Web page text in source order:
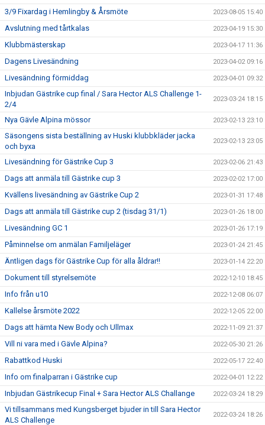
3/9 Fixardag i Hemlingby & Årsmöte 2023-08-05 15:40
Avslutning med tårtkalas 2023-04-19 15:30
Klubbmästerskap 2023-04-17 11:36
Dagens Livesändning 2023-04-02 09:16
Livesändning förmiddag 2023-04-01 09:32
Inbjudan Gästrike cup final / Sara Hector ALS Challenge 1-
2/4
2023-03-24 18:15
Nya Gävle Alpina mössor 2023-02-13 23:10
Säsongens sista beställning av Huski klubbkläder jacka
och byxa
2023-02-13 23:05
Livesändning för Gästrike Cup 3 2023-02-06 21:43
Dags att anmäla till Gästrike cup 3 2023-02-02 17:00
Kvällens livesändning av Gästrike Cup 2 2023-01-31 17:48
Dags att anmäla till Gästrike cup 2 (tisdag 31/1) 2023-01-26 18:00
Livesändning GC 1 2023-01-26 17:19
Påminnelse om anmälan Familjeläger 2023-01-24 21:45
Äntligen dags för Gästrike Cup för alla åldrar!! 2023-01-14 22:20
Dokument till styrelsemöte 2022-12-10 18:45
Info från u10 2022-12-08 06:07
Kallelse årsmöte 2022 2022-12-05 22:00
Dags att hämta New Body och Ullmax 2022-11-09 21:37
Vill ni vara med i Gävle Alpina? 2022-05-30 21:26
Rabattkod Huski 2022-05-17 22:40
Info om finalparran i Gästrike cup 2022-04-01 12:22
Inbjudan Gästrikecup Final + Sara Hector ALS Challange 2022-03-24 18:29
Vi tillsammans med Kungsberget bjuder in till Sara Hector
ALS Challenge
2022-03-24 18:26